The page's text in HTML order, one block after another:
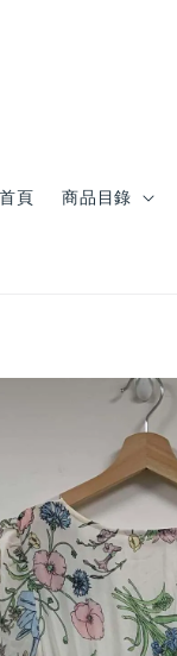
首頁 商品目錄